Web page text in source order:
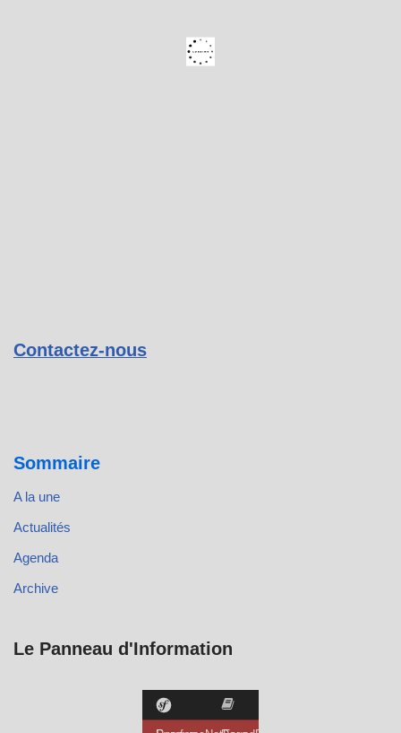
Contactez-nous
Sommaire
A la une
Actualités
Agenda
Archive
Le Panneau d'Information